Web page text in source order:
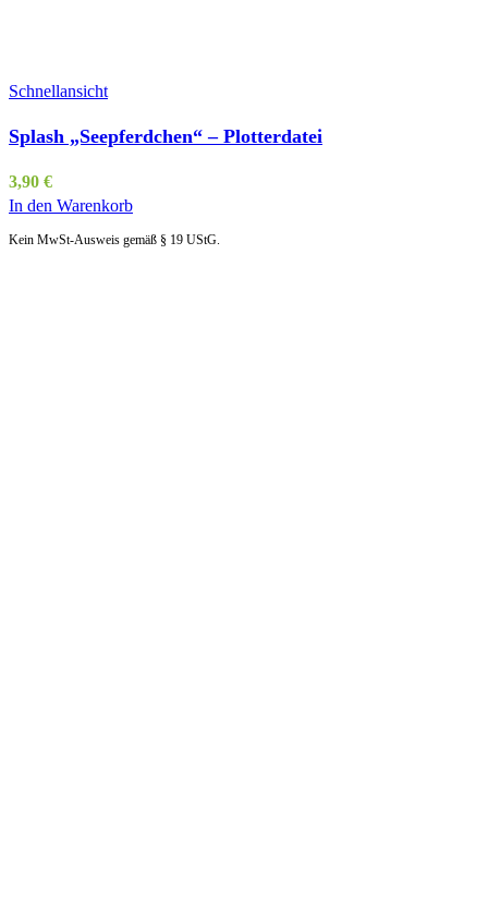
Schnellansicht
Splash „Seepferdchen“ – Plotterdatei
3,90 €
In den Warenkorb
Kein MwSt-Ausweis gemäß § 19 UStG.